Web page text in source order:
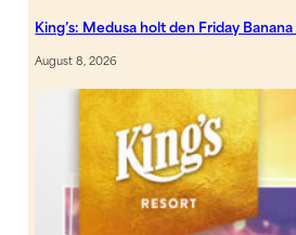
King’s: Medusa holt den Friday
August 8, 2026